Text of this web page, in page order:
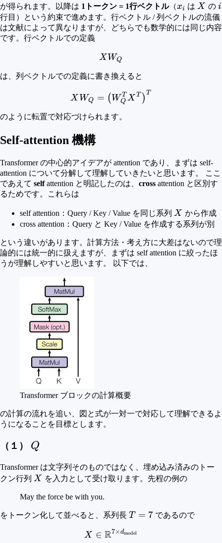
が得られます。以降は 1トークン = 1行ベクトル（x_i
xi は X
X の i
i
行目）という約束で進めます。行ベクトル / 列ベクトルの流儀
は文献によって異なりますが、どちらでも数学的には同じ内容
です。行ベクトルでの定義
XW_Q
X WQ
は、列ベクトルでの定義に書き換えると
XW_Q = \left(W_Q^T
X WQ = ( WQ
T X T ) T
のように転置で対応づけられます。
Self-attention 機構
Transformer の中心的アイデアが attention であり、まずは self-
attention について分解して理解していきたいと思います。 ここ
であえて selfattention と明記したのは、 cross attention と区別す
るためです。これらは
self attention：Query / Key / Value を同じ系列 X
X から作成
cross attention：Query と Key / Value を作成する系列が別
という違いがあります。計算方法・考え方に大差はないので理
論的には統一的に扱えますが、まずは self attention に絞ったほ
うが理解しやすいと思います。 以下では、
Transformer ブロックの計算概要
の計算の流れを追い、図と式が一対一で対応して理解できるよ
うになることを目標とします。
（１） Q
Q
Transformer は文字列そのものではなく、埋め込み済みのトー
クン行列 X
X を入力として受け取ります。先程の例の
May the force be with you.
をトークン化して並べると、系列長 T=7
T = 7 であるので
X \in \mathbb{R}^{7
X ∈ R7×dmodel